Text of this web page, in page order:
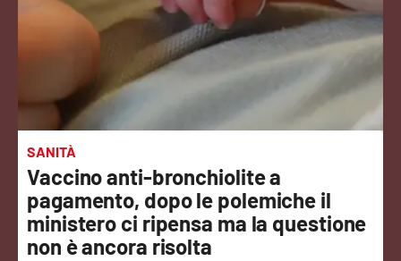
Sanità
Cultura
Podcast
Meteo
Editoriali
SANITÀ
Vaccino anti-bronchiolite a
pagamento, dopo le polemiche il
ministero ci ripensa ma la questione
non è ancora risolta